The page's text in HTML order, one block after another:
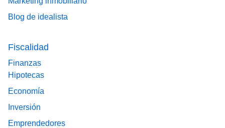
Blog de idealista
Fiscalidad
Finanzas
Hipotecas
Economía
Inversión
Emprendedores